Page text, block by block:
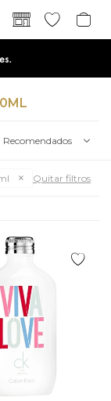
Recomendados
Quitar filtros